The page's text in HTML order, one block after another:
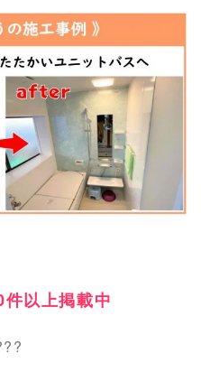
以上掲載中